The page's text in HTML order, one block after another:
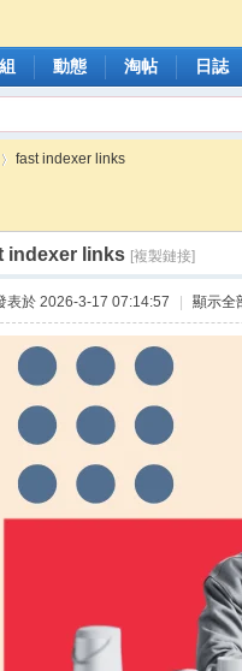
動態 淘帖 日誌
fast indexer links
indexer links [複製鏈接]
表於 2026-3-17 07:14:57 顯示全